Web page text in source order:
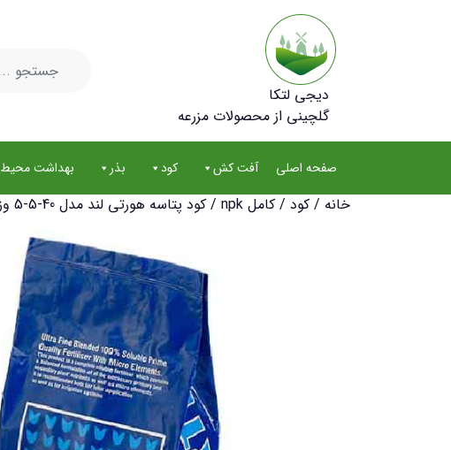
دیجی لتکا
گلچینی از محصولات مزرعه
صفحه اصلی آفت کش کود بذر بهداشت محیط
خانه / کود / کامل npk / کود پتاسه هورتی لند مدل 40-5-5 وزن 2 کیلوگرم